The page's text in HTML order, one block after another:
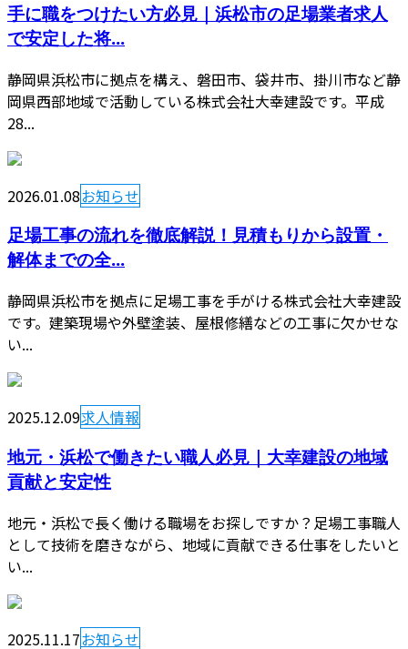
手に職をつけたい方必見｜浜松市の足場業者求人
で安定した将...
静岡県浜松市に拠点を構え、磐田市、袋井市、掛川市など静
岡県西部地域で活動している株式会社大幸建設です。平成
28...
2026.01.08お知らせ
足場工事の流れを徹底解説！見積もりから設置・
解体までの全...
静岡県浜松市を拠点に足場工事を手がける株式会社大幸建設
です。建築現場や外壁塗装、屋根修繕などの工事に欠かせな
い...
2025.12.09求人情報
地元・浜松で働きたい職人必見｜大幸建設の地域
貢献と安定性
地元・浜松で長く働ける職場をお探しですか？足場工事職人
として技術を磨きながら、地域に貢献できる仕事をしたいと
い...
2025.11.17お知らせ